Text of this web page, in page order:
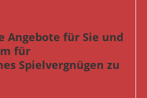
Angebote für Sie und
für
Spielvergnügen zu